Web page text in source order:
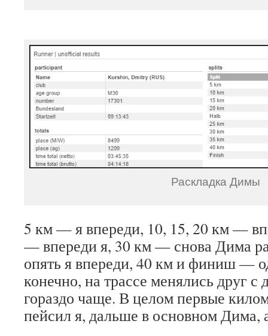
Раскладка Димы
5 км — я впереди, 10, 15, 20 км —
— впереди я, 30 км — снова Дима
опять я впереди, 40 км и финиш —
конечно, на трассе менялись друг с
гораздо чаще. В целом первые
пейсил я, дальше в основном Дима,